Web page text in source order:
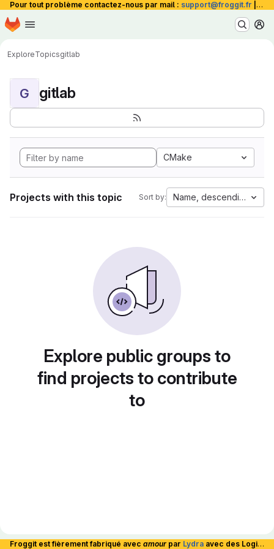
Pour tout problème contactez-nous par mail : support@froggit.fr La
Skip to main content
Homepage
ExploreTopicsgitlab
G gitlab
CMake
Projects with this topic Sort by: Name, descending
Explore public groups to
find projects to contribute
to
Froggit est fièrement fabriqué avec amour par Lydra avec des Logiciels Libres et hébergé en